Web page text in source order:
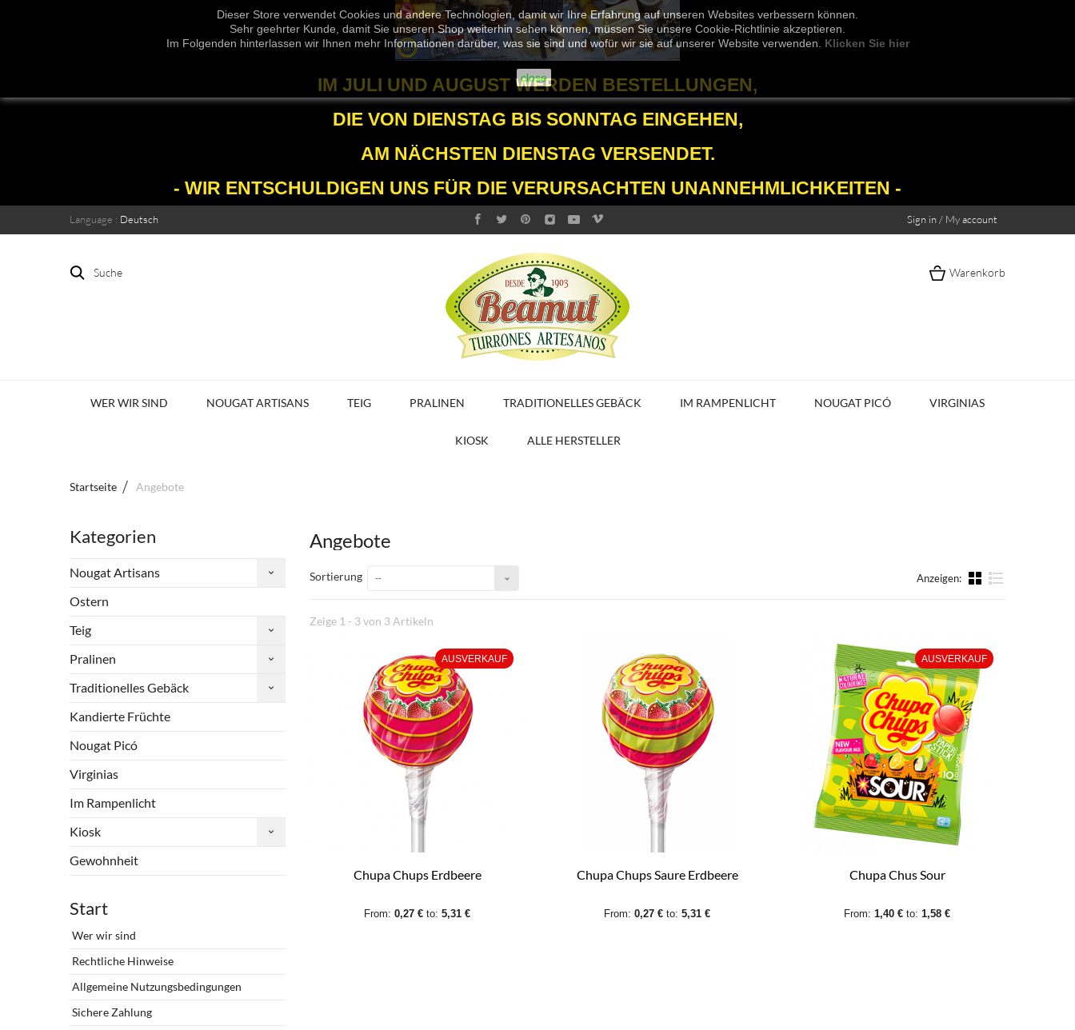
Dieser Store verwendet Cookies und andere Technologien, damit wir Ihre Erfahrung auf unseren Websites verbessern können.
Sehr geehrter Kunde, damit Sie unseren Shop weiterhin sehen können, müssen Sie unsere Cookie-Richtlinie akzeptieren.
Im Folgenden hinterlassen wir Ihnen mehr Informationen darüber, was sie sind und wofür wir sie auf unserer Website verwenden. Klicken Sie hier
close
IM JULI UND AUGUST WERDEN BESTELLUNGEN,
DIE VON DIENSTAG BIS SONNTAG EINGEHEN,
AM NÄCHSTEN DIENSTAG VERSENDET.
- WIR ENTSCHULDIGEN UNS FÜR DIE VERURSACHTEN UNANNEHMLICHKEITEN -
Sign in / My account
Language : Deutsch
Suche Warenkorb
WER WIR SIND NOUGAT ARTISANS TEIG PRALINEN TRADITIONELLES GEBÄCK IM RAMPENLICHT NOUGAT PICÓ VIRGINIAS
KIOSK ALLE HERSTELLER
Startseite Angebote
Kategorien
Nougat Artisans
Ostern
Teig
Pralinen
Traditionelles Gebäck
Kandierte Früchte
Nougat Picó
Virginias
Im Rampenlicht
Kiosk
Gewohnheit
Start
Wer wir sind
Rechtliche Hinweise
Allgemeine Nutzungsbedingungen
Sichere Zahlung
Angebote
Anzeigen:
Sortierung --
Zeige 1 - 3 von 3 Artikeln
AUSVERKAUF
Chupa Chups Erdbeere
From: 0,27 € to: 5,31 €
Chupa Chups Saure Erdbeere
From: 0,27 € to: 5,31 €
AUSVERKAUF
Chupa Chus Sour
From: 1,40 € to: 1,58 €